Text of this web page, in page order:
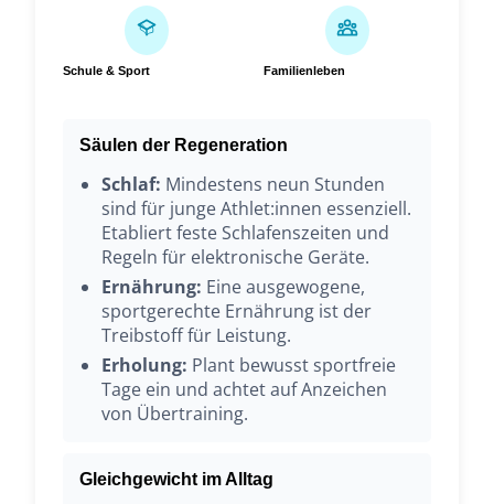
Schule & Sport Familienleben
Säulen der Regeneration
Schlaf: Mindestens neun Stunden
sind für junge Athlet:innen essenziell.
Etabliert feste Schlafenszeiten und
Regeln für elektronische Geräte.
Ernährung: Eine ausgewogene,
sportgerechte Ernährung ist der
Treibstoff für Leistung.
Erholung: Plant bewusst sportfreie
Tage ein und achtet auf Anzeichen
von Übertraining.
Gleichgewicht im Alltag